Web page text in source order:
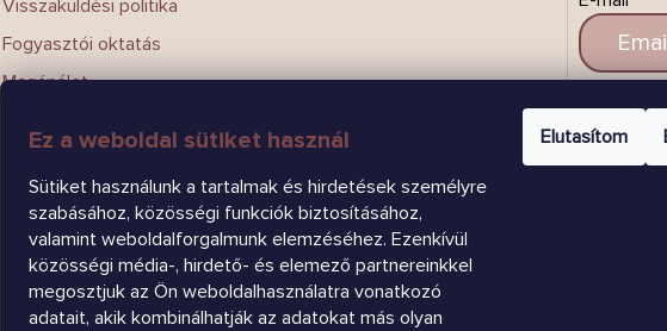
Ez a weboldal sütiket használ
Sütiket használunk a tartalmak és hirdetések személyre
szabásához, közösségi funkciók biztosításához,
valamint weboldalforgalmunk elemzéséhez. Ezenkívül
közösségi média-, hirdető- és elemező partnereinkkel
megosztjuk az Ön weboldalhasználatra vonatkozó
adatait, akik kombinálhatják az adatokat más olyan
Elutasítom
Visszaküldési politika
Fogyasztói oktatás
Magánélet